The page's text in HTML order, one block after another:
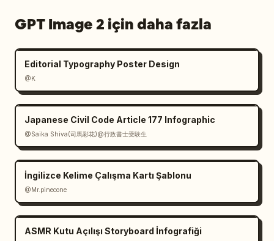
GPT Image 2 için daha fazla
Editorial Typography Poster Design
@K
Japanese Civil Code Article 177 Infographic
@Saika Shiva(司馬彩花)@行政書士受験生
İngilizce Kelime Çalışma Kartı Şablonu
@Mr.pinecone
ASMR Kutu Açılışı Storyboard İnfografiği